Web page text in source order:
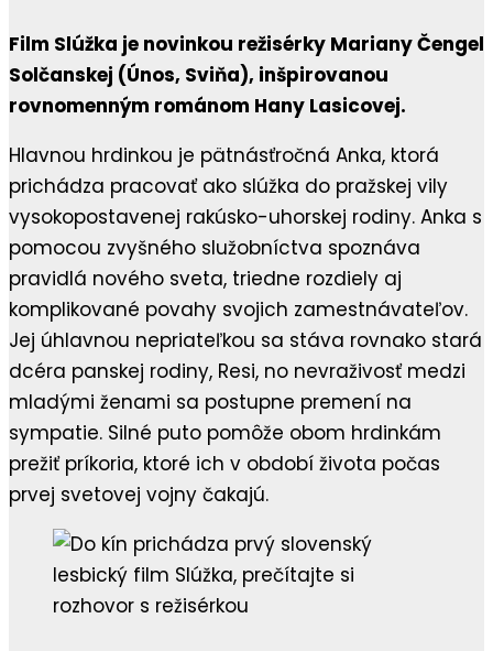
Film Slúžka je novinkou režisérky Mariany Čengel
Solčanskej (Únos, Sviňa), inšpirovanou
rovnomenným románom Hany Lasicovej.
Hlavnou hrdinkou je pätnásťročná Anka, ktorá
prichádza pracovať ako slúžka do pražskej vily
vysokopostavenej rakúsko-uhorskej rodiny. Anka s
pomocou zvyšného služobníctva spoznáva
pravidlá nového sveta, triedne rozdiely aj
komplikované povahy svojich zamestnávateľov.
Jej úhlavnou nepriateľkou sa stáva rovnako stará
dcéra panskej rodiny, Resi, no nevraživosť medzi
mladými ženami sa postupne premení na
sympatie. Silné puto pomôže obom hrdinkám
prežiť príkoria, ktoré ich v období života počas
prvej svetovej vojny čakajú.